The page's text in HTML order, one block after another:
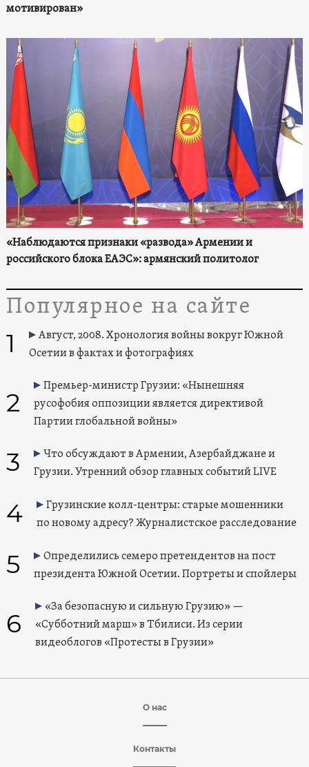
мотивирован»
«Наблюдаются признаки «развода» Армении и
российского блока ЕАЭС»: армянский политолог
Популярное на сайте
1
Август, 2008. Хронология войны вокруг Южной
Осетии в фактах и фотографиях
2
Премьер-министр Грузии: «Нынешняя
русофобия оппозиции является директивой
Партии глобальной войны»
3
Что обсуждают в Армении, Азербайджане и
Грузии. Утренний обзор главных событий LIVE
4
Грузинские колл-центры: старые мошенники
по новому адресу? Журналистское расследование
5
Определились семеро претендентов на пост
президента Южной Осетии. Портреты и спойлеры
6
«За безопасную и сильную Грузию» —
«Субботний марш» в Тбилиси. Из серии
видеоблогов «Протесты в Грузии»
О нас
Контакты